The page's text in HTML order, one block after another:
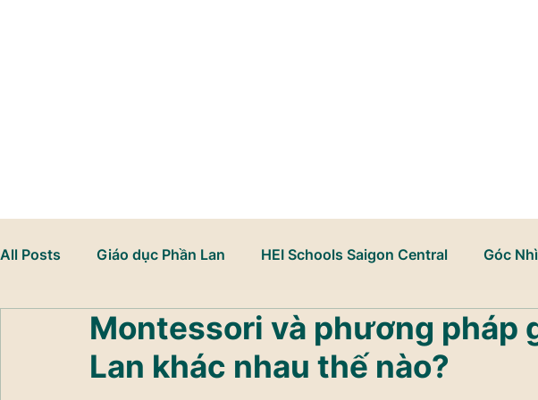
All Posts Giáo dục Phần Lan HEI Schools Saigon Central Góc
Mầm non song ngữ Học thông qua chơi Phát triển tư duy
Montessori và phương pháp
Lan khác nhau thế nào?